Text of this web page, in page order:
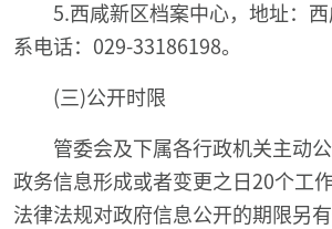
5.西咸新区档案中心，地址：
系电话：029-33186198。
(三)公开时限
管委会及下属各行政机关主动
政务信息形成或者变更之日20个工
法律法规对政府信息公开的期限另